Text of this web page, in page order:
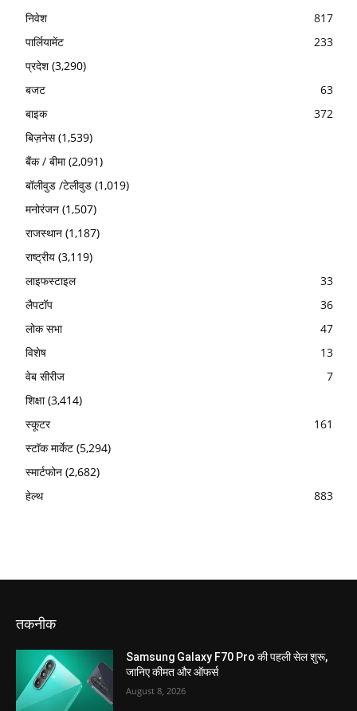
निवेश
817
पार्लियामेंट
233
प्रदेश(3,290)
बजट
63
बाइक
372
बिज़नेस(1,539)
बैंक / बीमा(2,091)
बॉलीवुड /टेलीवुड (1,019)
मनोरंजन (1,507)
राजस्थान (1,187)
राष्ट्रीय (3,119)
लाइफस्टाइल
33
लैपटॉप
36
लोक सभा
47
विशेष
13
वेब सीरीज
7
शिक्षा(3,414)
स्कूटर
161
स्टॉक मार्केट (5,294)
स्मार्टफोन (2,682)
हेल्थ
883
तकनीक
Samsung Galaxy F70 Pro की पहली सेल शुरू,
जानिए कीमत और ऑफर्स
August 8, 2026